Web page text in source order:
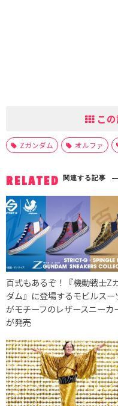
こ
Zガンダム オルファ
RELATED 関連する記事
百式もあるぞ！『機動戦士Z
ダム』に登場するモビルスー
がモチーフのレザースニーカ
が発売